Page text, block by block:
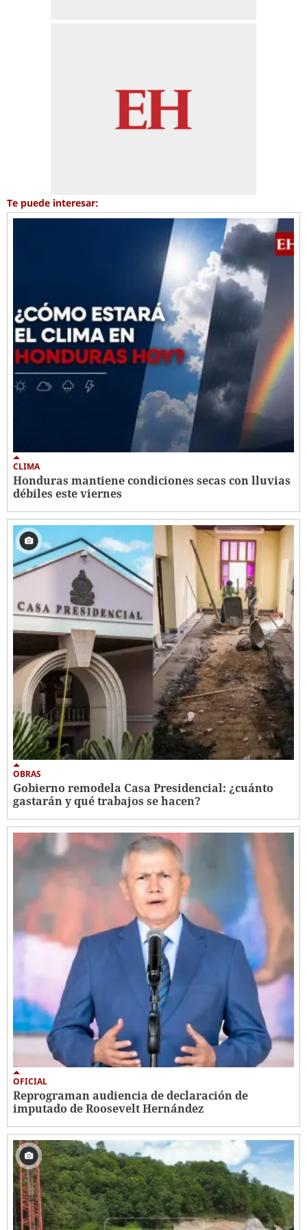
Te puede interesar:
CLIMA
Honduras mantiene condiciones secas con lluvias
débiles este viernes
OBRAS
Gobierno remodela Casa Presidencial: ¿cuánto
gastarán y qué trabajos se hacen?
OFICIAL
Reprograman audiencia de declaración de
imputado de Roosevelt Hernández